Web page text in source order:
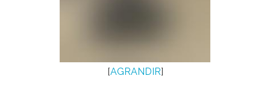
[AGRANDIR]